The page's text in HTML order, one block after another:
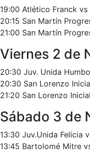
19:00 Atlético Franck
20:15 San Martín
21:00 San Martín
Viernes 2 de
20:30 Juv. Unida
20:30 San Lorenzo
21:20 San Lorenzo
Sábado 3 de
13:30 Juv.Unida Felicia
13:45 Bartolomé Mitre